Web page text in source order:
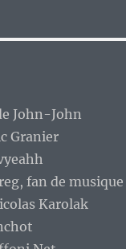
John-John
Granier
fan de
Karolak